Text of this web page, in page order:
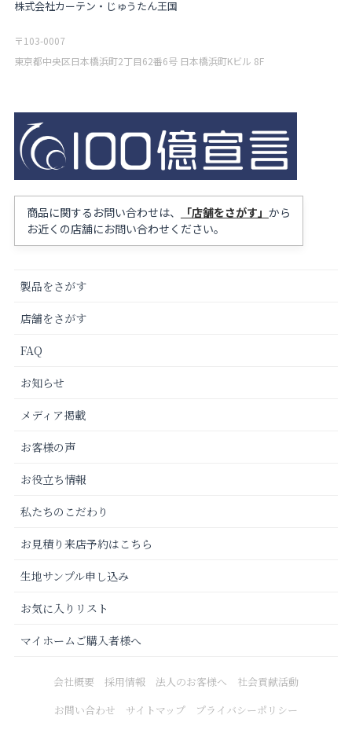
株式会社カーテン・じゅうたん王国
〒103-0007
東京都中央区日本橋浜町2丁目62番6号 日本橋浜町Kビル 8F
商品に関するお問い合わせは、 「店舗をさがす」 から
お近くの店舗にお問い合わせください。
製品をさがす
店舗をさがす
FAQ
お知らせ
メディア掲載
お客様の声
お役立ち情報
私たちのこだわり
お見積り来店予約はこちら
生地サンプル申し込み
お気に入りリスト
マイホームご購入者様へ
会社概要 採用情報 法人のお客様へ
社会貢献活動
お問い合わせ
サイトマップ プライバシーポリシー